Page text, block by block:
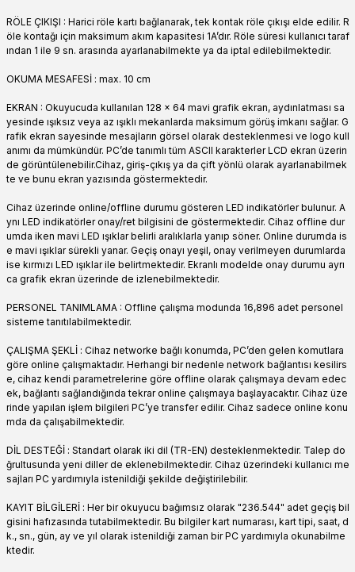
RÖLE ÇIKIŞI : Harici röle kartı bağlanarak, tek kontak röle çıkışı elde edilir. R
öle kontağı için maksimum akım kapasitesi 1A’dır. Röle süresi kullanıcı taraf
ından 1 ile 9 sn. arasında ayarlanabilmekte ya da iptal edilebilmektedir.
OKUMA MESAFESİ : max. 10 cm
EKRAN : Okuyucuda kullanılan 128 x 64 mavi grafik ekran, aydınlatması sa
yesinde ışıksız veya az ışıklı mekanlarda maksimum görüş imkanı sağlar. G
rafik ekran sayesinde mesajların görsel olarak desteklenmesi ve logo kull
anımı da mümkündür. PC’de tanımlı tüm ASCII karakterler LCD ekran üzerin
de görüntülenebilir.Cihaz, giriş-çıkış ya da çift yönlü olarak ayarlanabilmek
te ve bunu ekran yazısında göstermektedir.
Cihaz üzerinde online/offline durumu gösteren LED indikatörler bulunur. A
ynı LED indikatörler onay/ret bilgisini de göstermektedir. Cihaz offline dur
umda iken mavi LED ışıklar belirli aralıklarla yanıp söner. Online durumda is
e mavi ışıklar sürekli yanar. Geçiş onayı yeşil, onay verilmeyen durumlarda
ise kırmızı LED ışıklar ile belirtmektedir. Ekranlı modelde onay durumu ayrı
ca grafik ekran üzerinde de izlenebilmektedir.
PERSONEL TANIMLAMA : Offline çalışma modunda 16,896 adet personel
sisteme tanıtılabilmektedir.
ÇALIŞMA ŞEKLİ : Cihaz networke bağlı konumda, PC’den gelen komutlara
göre online çalışmaktadır. Herhangi bir nedenle network bağlantısı kesilirs
e, cihaz kendi parametrelerine göre offline olarak çalışmaya devam edec
ek, bağlantı sağlandığında tekrar online çalışmaya başlayacaktır. Cihaz üze
rinde yapılan işlem bilgileri PC’ye transfer edilir. Cihaz sadece online konu
mda da çalışabilmektedir.
DİL DESTEĞİ : Standart olarak iki dil (TR-EN) desteklenmektedir. Talep do
ğrultusunda yeni diller de eklenebilmektedir. Cihaz üzerindeki kullanıcı me
sajları PC yardımıyla istenildiği şekilde değiştirilebilir.
KAYIT BİLGİLERİ : Her bir okuyucu bağımsız olarak "236.544" adet geçiş bil
gisini hafızasında tutabilmektedir. Bu bilgiler kart numarası, kart tipi, saat, d
k., sn., gün, ay ve yıl olarak istenildiği zaman bir PC yardımıyla okunabilme
ktedir.